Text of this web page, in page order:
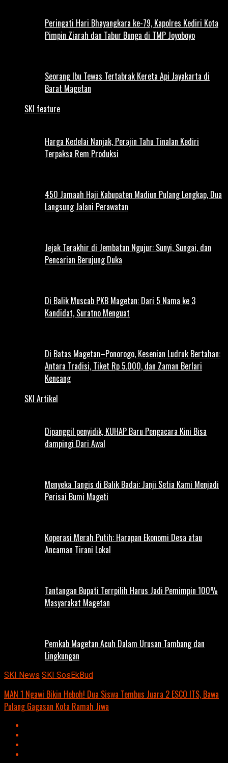
Peringati Hari Bhayangkara ke-79, Kapolres Kediri Kota
Pimpin Ziarah dan Tabur Bunga di TMP Joyoboyo
Seorang Ibu Tewas Tertabrak Kereta Api Jayakarta di
Barat Magetan
SKI feature
Harga Kedelai Nanjak, Perajin Tahu Tinalan Kediri
Terpaksa Rem Produksi
450 Jamaah Haji Kabupaten Madiun Pulang Lengkap, Dua
Langsung Jalani Perawatan
Jejak Terakhir di Jembatan Ngujur: Sunyi, Sungai, dan
Pencarian Berujung Duka
Di Balik Muscab PKB Magetan: Dari 5 Nama ke 3
Kandidat, Suratno Menguat
Di Batas Magetan–Ponorogo, Kesenian Ludruk Bertahan:
Antara Tradisi, Tiket Rp 5.000, dan Zaman Berlari
Kencang
SKI Artikel
Dipanggil penyidik, KUHAP Baru Pengacara Kini Bisa
dampingi Dari Awal
Menyeka Tangis di Balik Badai: Janji Setia Kami Menjadi
Perisai Bumi Mageti
Koperasi Merah Putih: Harapan Ekonomi Desa atau
Ancaman Tirani Lokal
Tantangan Bupati Terrpilih Harus Jadi Pemimpin 100%
Masyarakat Magetan
Pemkab Magetan Acuh Dalam Urusan Tambang dan
Lingkungan
SKI News SKI SosEkBud
MAN 1 Ngawi Bikin Heboh! Dua Siswa Tembus Juara 2 ESCO ITS, Bawa
Pulang Gagasan Kota Ramah Jiwa